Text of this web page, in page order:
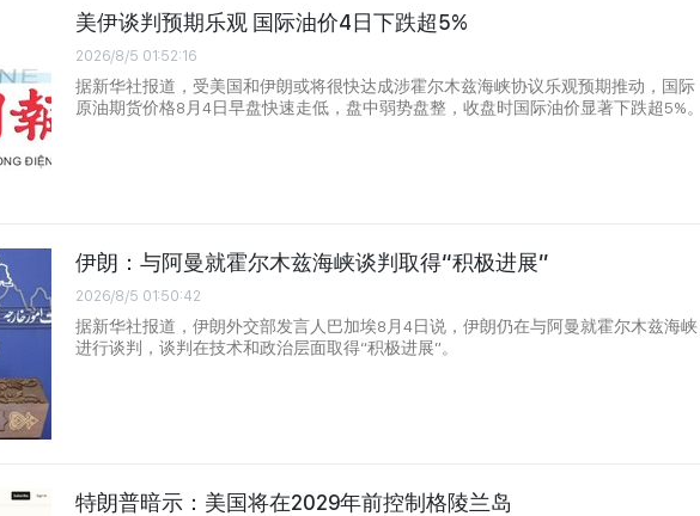
美伊谈判预期乐观 国际油价4日下跌超5%
2026/8/5 01:52:16
据新华社报道，受美国和伊朗或将很快达成涉霍尔木兹海峡协议乐观预期推动，国际
原油期货价格8月4日早盘快速走低，盘中弱势盘整，收盘时国际油价显著下跌超5%。
伊朗：与阿曼就霍尔木兹海峡谈判取得“积极进展”
2026/8/5 01:50:42
据新华社报道，伊朗外交部发言人巴加埃8月4日说，伊朗仍在与阿曼就霍尔木兹海峡
进行谈判，谈判在技术和政治层面取得“积极进展”。
特朗普暗示：美国将在2029年前控制格陵兰岛